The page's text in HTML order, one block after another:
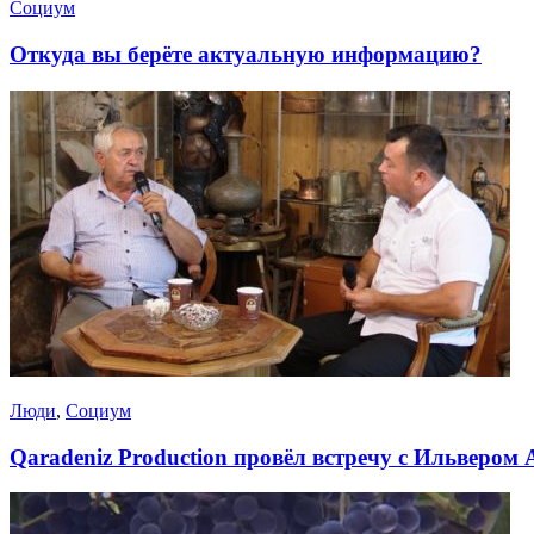
Социум
Откуда вы берёте актуальную информацию?
Люди, Социум
Qaradeniz Production провёл встречу с